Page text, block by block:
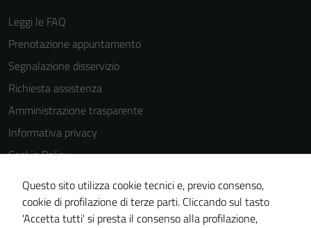
Leggi le FAQ
Prenotazione appuntamento
Segnalazione disservizio
Richiesta assistenza
Amministrazione trasparente
Informativa privacy
Cookie Policy
Note legali
Dichiarazione di accessibilità
Piano di miglioramento del sito
Questo sito utilizza cookie tecnici e, previo consenso,
cookie di profilazione di terze parti. Cliccando sul tasto
'Accetta tutti' si presta il consenso alla profilazione,